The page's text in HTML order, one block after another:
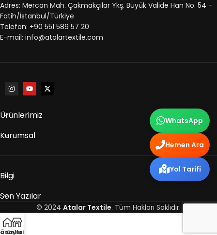
Adres: Mercan Mah. Çakmakçılar Ykş. Büyük Valide Han No: 54 -
Fatih/İstanbul/Türkiye
Telefon: +90 551 589 57 20
E-mail: info@atalartextile.com
Ürünlerimiz
Kurumsal
Bilgi
Son Yazılar
© 2024 Atalar Textile. Tüm Hakları Saklıdır.
Sayfa
Ürünlerimiz
WhatsApp
Hemen Ara
Yol Tarifi